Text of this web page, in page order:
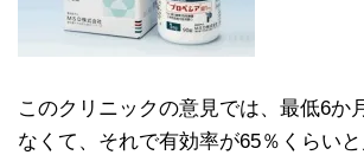
このクリニックの意見では、最低6か
なくて、それで有効率が65％くらい